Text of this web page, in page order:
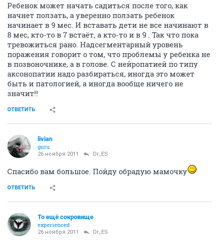
Ребенок может начать садиться после того, как
начнет ползать, а уверенно ползать ребенок
начинает в 9 мес. И вставать дети не все начинают в
8 мес, кто-то в 7 встаёт, а кто-то и в 9 . Так что пока
тревожиться рано. Надсегментарный уровень
поражения говорит о том, что проблемы у ребенка не
в позвоночнике, а в голове. С нейропатией по типу
аксонопатии надо разбираться, иногда это может
быть и патологией, а иногда вообще ничего не
значит!!
ОТВЕТИТЬ
livian
guru
26 ноября 2011 Dr_ES
Спасибо вам большое. Пойду обрадую мамочку
ОТВЕТИТЬ
То ещё сокровище
experienced
26 ноября 2011 Dr_ES